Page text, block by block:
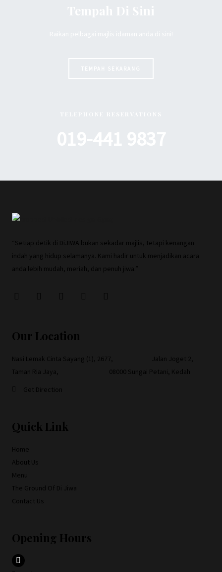
“Setiap detik di DiJIWA bukan sekadar majlis, tetapi kenangan
indah yang hidup selamanya. Kami hadir untuk menjadikan acara
anda lebih mudah, meriah, dan penuh jiwa.”
Our Location
Nasi Lemak Cinta Sayang (1), 2677, Jalan Joget 2,
Taman Ria Jaya, 08000 Sungai Petani, Kedah
Get Direction
Quick Link
Home
About Us
Menu
The Ground Of Di Jiwa
Contact Us
Opening Hours